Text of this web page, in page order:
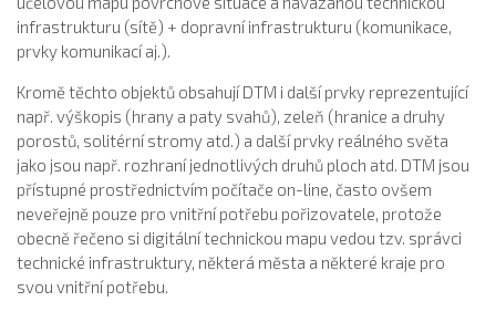
infrastrukturu (sítě) + dopravní infrastrukturu (komunikace,
prvky komunikací aj.).
Kromě těchto objektů obsahují DTM i další prvky reprezentující
např. výškopis (hrany a paty svahů), zeleň (hranice a druhy
porostů, solitérní stromy atd.) a další prvky reálného světa
jako jsou např. rozhraní jednotlivých druhů ploch atd. DTM jsou
přístupné prostřednictvím počítače on-line, často ovšem
neveřejně pouze pro vnitřní potřebu pořizovatele, protože
obecně řečeno si digitální technickou mapu vedou tzv. správci
technické infrastruktury, některá města a některé kraje pro
svou vnitřní potřebu.